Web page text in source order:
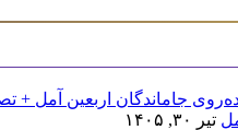
جاماندگان اربعین آمل +
تیر ۳۰, ۱۴۰۵